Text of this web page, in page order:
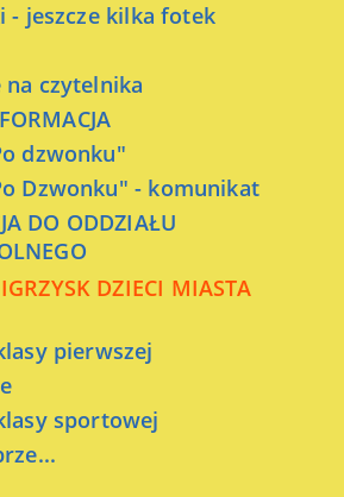
- jeszcze kilka fotek
na czytelnika
dzwonku"
Dzwonku" - komunikat
DO ODDZIAŁU
DZIECI MIASTA
pierwszej
sportowej